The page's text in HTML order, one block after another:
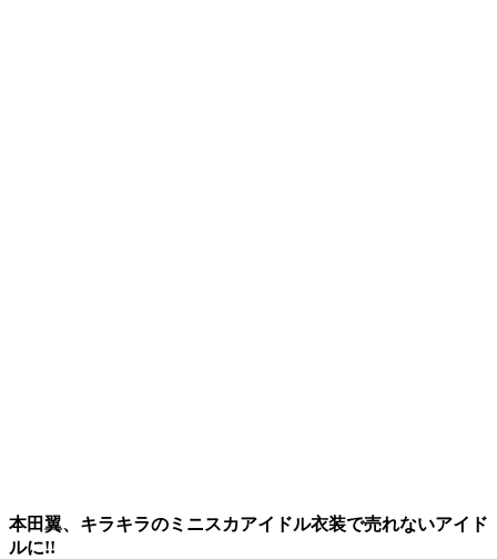
本田翼、キラキラのミニスカアイドル衣装で売れないアイド
ルに!!